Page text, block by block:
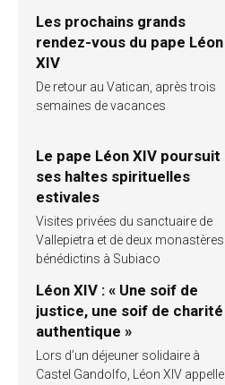
Les prochains grands
rendez-vous du pape Léon
XIV
De retour au Vatican, après trois
semaines de vacances
Le pape Léon XIV poursuit
ses haltes spirituelles
estivales
Visites privées du sanctuaire de
Vallepietra et de deux monastères
bénédictins à Subiaco
Léon XIV : « Une soif de
justice, une soif de charité
authentique »
Lors d’un déjeuner solidaire à
Castel Gandolfo, Léon XIV appelle